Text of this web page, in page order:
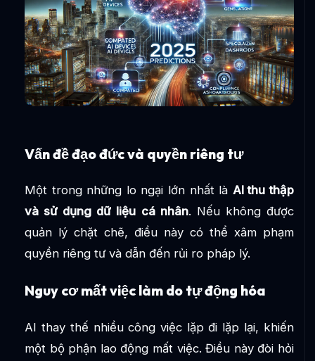
Vấn đề đạo đức và quyền riêng tư
Một trong những lo ngại lớn nhất là AI thu thập
và sử dụng dữ liệu cá nhân. Nếu không được
quản lý chặt chẽ, điều này có thể xâm phạm
quyền riêng tư và dẫn đến rủi ro pháp lý.
Nguy cơ mất việc làm do tự động hóa
AI thay thế nhiều công việc lặp đi lặp lại, khiến
một bộ phận lao động mất việc. Điều này đòi hỏi